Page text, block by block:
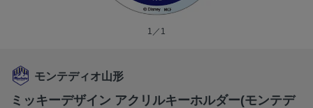
1／1
モンテディオ山形
ミッキーデザイン アクリルキーホルダー(モンテデ